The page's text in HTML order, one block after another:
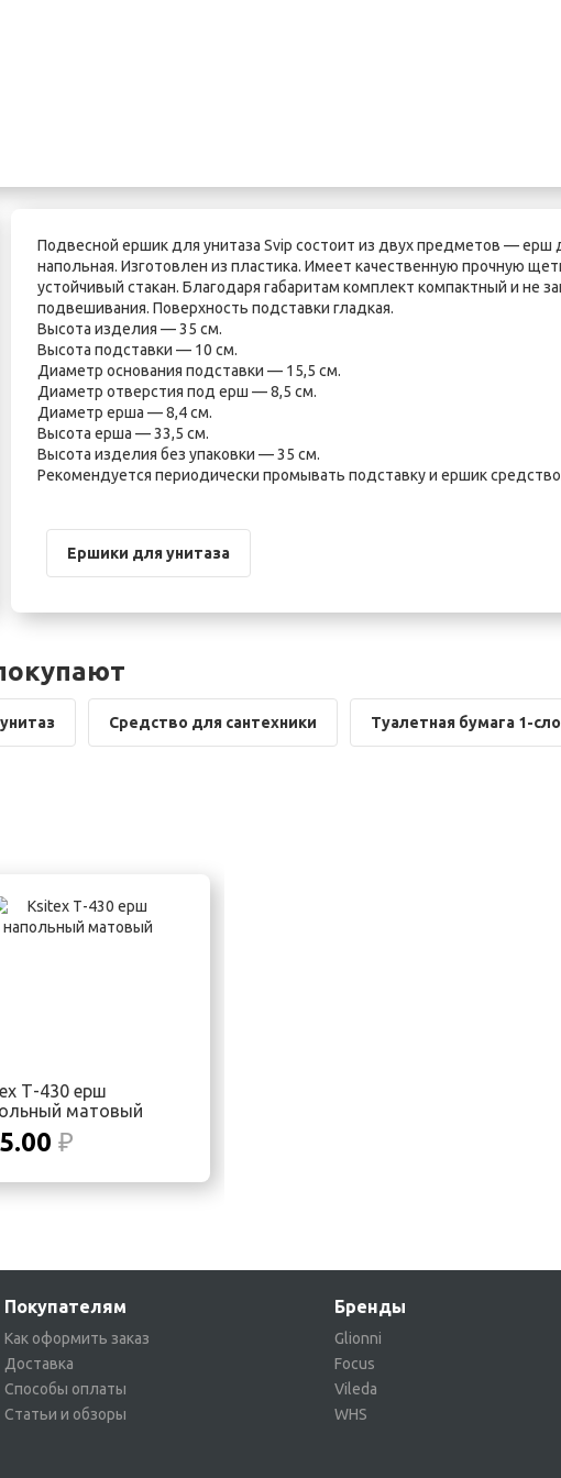
Подвесной ершик для унитаза Svip состоит из двух предметов — ерш
напольная. Изготовлен из пластика. Имеет качественную прочную
устойчивый стакан. Благодаря габаритам комплект компактный и не
подвешивания. Поверхность подставки гладкая.
Высота изделия — 35 см.
Высота подставки — 10 см.
Диаметр основания подставки — 15,5 см.
Диаметр отверстия под ерш — 8,5 см.
Диаметр ерша — 8,4 см.
Высота ерша — 33,5 см.
Высота изделия без упаковки — 35 см.
Рекомендуется периодически промывать подставку и ершик
Ершики для унитаза
Средство для сантехники Туалетная бумага 1-
Т-430 ерш
матовый
₽
Покупателям
Как оформить заказ
Доставка
Способы оплаты
Статьи и обзоры
Бренды
Glionni
Focus
Vileda
WHS